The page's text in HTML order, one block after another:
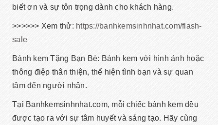
biết ơn và sự tôn trọng dành cho khách hàng.
>>>>>> Xem thử: https://banhkemsinhnhat.com/flash-
sale
Bánh kem Tặng Bạn Bè: Bánh kem với hình ảnh hoặc
thông điệp thân thiện, thể hiện tình bạn và sự quan
tâm đến người nhận.
Tại Banhkemsinhnhat.com, mỗi chiếc bánh kem đều
được tạo ra với sự tâm huyết và sáng tạo. Hãy cùng